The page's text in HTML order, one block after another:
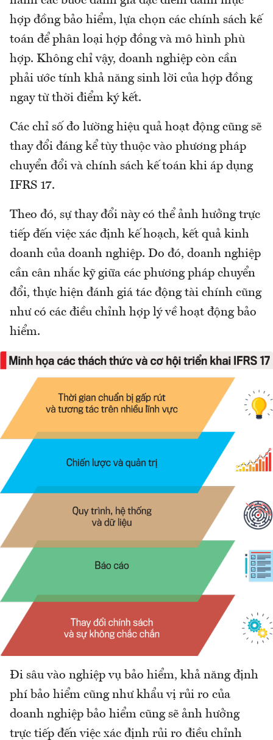
hợp đồng bảo hiểm, lựa chọn các chính sách kế
toán để phân loại hợp đồng và mô hình phù
hợp. Không chỉ vậy, doanh nghiệp còn cần
phải ước tính khả năng sinh lời của hợp đồng
ngay từ thời điểm ký kết.
Các chỉ số đo lường hiệu quả hoạt động cũng sẽ
thay đổi đáng kể tùy thuộc vào phương pháp
chuyển đổi và chính sách kế toán khi áp dụng
IFRS 17.
Theo đó, sự thay đổi này có thể ảnh hưởng trực
tiếp đến việc xác định kế hoạch, kết quả kinh
doanh của doanh nghiệp. Do đó, doanh nghiệp
cần cân nhắc kỹ giữa các phương pháp chuyển
đổi, thực hiện đánh giá tác động tài chính cũng
như có các điều chỉnh hợp lý về hoạt động bảo
hiểm.
Đi sâu vào nghiệp vụ bảo hiểm, khả năng định
phí bảo hiểm cũng như khẩu vị rủi ro của
doanh nghiệp bảo hiểm cũng sẽ ảnh hưởng
trực tiếp đến việc xác định rủi ro điều chỉnh